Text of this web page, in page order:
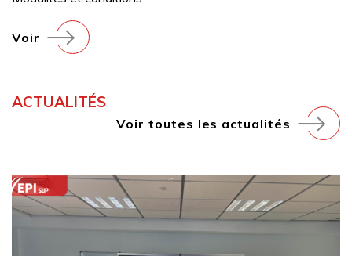
Voir
ACTUALITÉS
Voir toutes les actualités